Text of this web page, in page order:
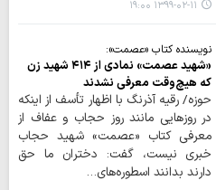
۱۳۹۹-۰۲-۱۱ ۱۹:۰۰
نویسنده کتاب «عصمت»:
«شهید عصمت» نمادی از ۴۱۴ شهید زن
که هیچ‌وقت معرفی نشدند
حوزه/ رقیه آذرنگ با اظهار تأسف از اینکه
در روزهایی مانند روز حجاب و عفاف از
معرفی کتاب «عصمت» شهید حجاب
خبری نیست، گفت: دختران ما حق
دارند بدانند اسطوره‌های…